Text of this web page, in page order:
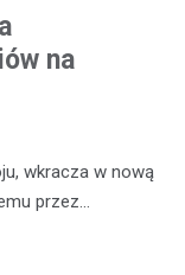
na
wkracza w nową
przez…